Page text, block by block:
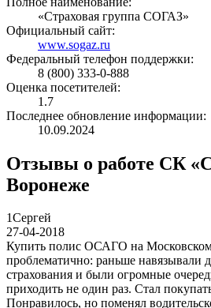
«Страховая группа СОГАЗ»
Официальный сайт:
www.sogaz.ru
Федеральный телефон поддержки:
8 (800) 333-0-888
Оценка посетителей:
1.7
Последнее обновление информации:
10.09.2024
Отзывы о работе СК
Воронеже
1Cергей
27-04-2018
Купить полис ОСАГО на Московском
проблематично: раньше навязывали
страхования и были огромные
приходить не один раз. Стал
Понравилось, но поменял